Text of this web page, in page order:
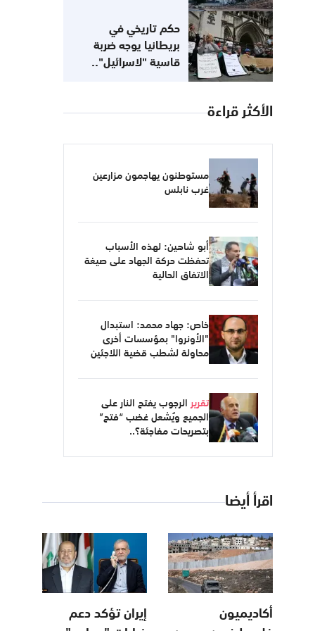
حكم تاريخي في
بريطانيا يوجه ضربة
قاسية "لاسرائيل"..
الأكثر قراءة
مستوطنون يهاجمون مزارعين
غرب نابلس
أبو شاهين: لهذه الأسباب
تحفظت حركة الجهاد على صيغة
الاتفاق الحالية
خاص: جهاد محمد: استبدال
"الأونروا" بمؤسسات أخرى
محاولة لشطب قضية اللاجئين
تقرير الرجوب يفتح النار على
الجميع ويُشعل غضب “فتح”
بتصريحات مفاجئة؟..
اقرأ أيضا
أكاديميون
إيران تؤكد دعم